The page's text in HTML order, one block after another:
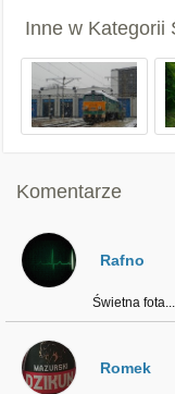
Inne w Kategorii
Komentarze
Rafno
Świetna
Romek